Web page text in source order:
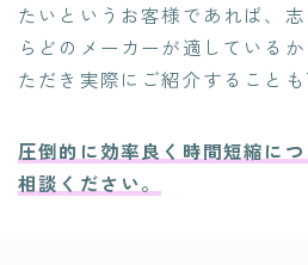
たいというお客様であれば、
らどのメーカーが適している
ただき実際にご紹介することも
圧倒的に効率良く時間短縮に
相談ください。